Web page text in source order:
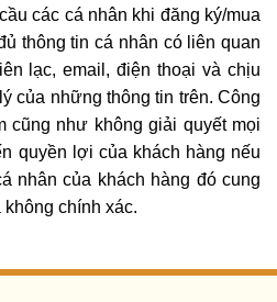
các cá nhân khi đăng ký/mua
thông tin cá nhân có liên quan
lạc, email, điện thoại và chịu
của những thông tin trên. Công
cũng như không giải quyết mọi
quyền lợi của khách hàng nếu
nhân của khách hàng đó cung
chính xác.